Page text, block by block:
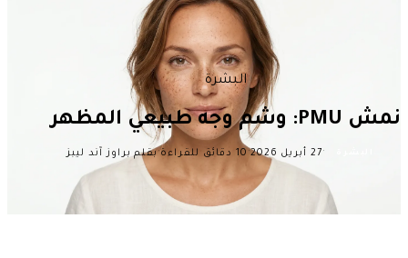
البشرة
نمش PMU: وشم وجه طبيعي المظهر
·27 أبريل 2026 · 10 دقائق للقراءة ·بقلم براوز آند ليبز